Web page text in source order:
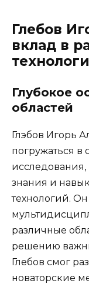
Глебов
вклад в
Глубокое
областей
Глэбов Игорь
погружаться
знания и
технологий.
различные
решению
Глебов смог
новаторские